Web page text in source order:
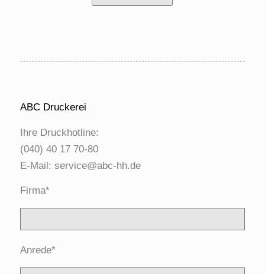
ABC Druckerei
Ihre Druckhotline:
(040) 40 17 70-80
E-Mail: service@abc-hh.de
Firma*
Anrede*